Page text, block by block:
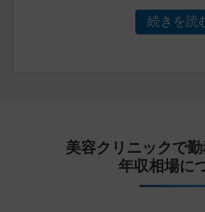
続きを読
美容クリニックで
年収相場に